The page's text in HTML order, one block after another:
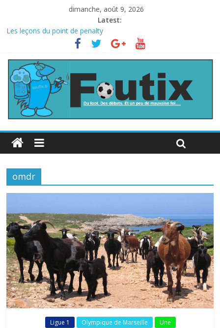
dimanche, août 9, 2026
Latest:
Les leçons du point de penalty
Le football italien retombe dans le chaos
La FIFA veut vendre une part de la Coupe du monde à des fonds
privés, la planète football s’insurge
Les curiosités de la Coupe du monde
L’Inde et la Chine, trop mauvais au football ?
omdr
Ligue 1 Olympique de Marseille Une